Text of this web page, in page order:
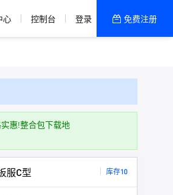
心 控制台 登录 免费注册
惠!整合包下载地
服C型 库存10